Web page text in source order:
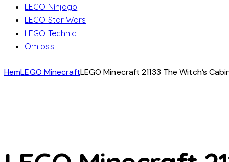
LEGO Ninjago
LEGO Star Wars
LEGO Technic
Om oss
HemLEGO MinecraftLEGO Minecraft 21133 The Witch’s